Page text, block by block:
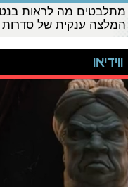
מתלבטים מה לראות
המלצה ענקית של סדרות
ווידיאו